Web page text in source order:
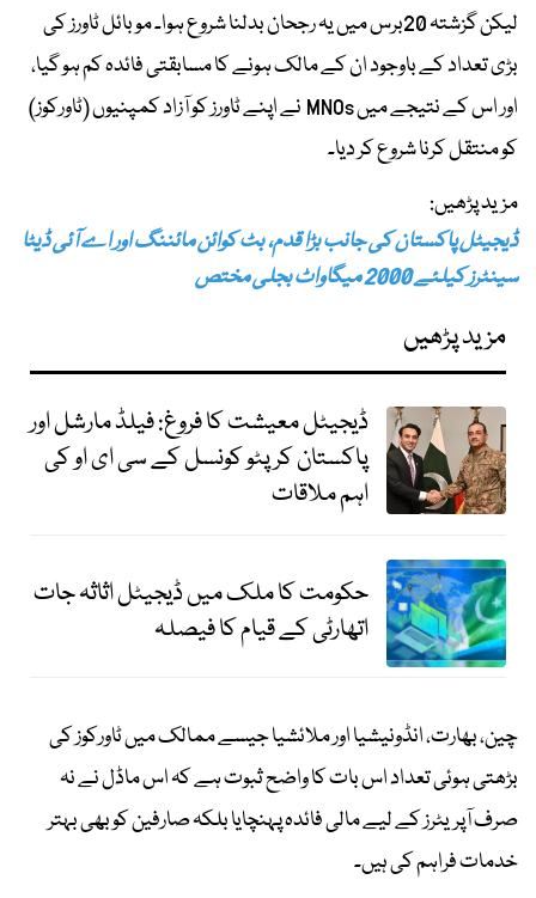
لیکن گزشتہ 20برس میں یہ رجحان بدلنا شروع ہوا۔ موبائل ٹاورز کی
بڑی تعداد کے باوجود ان کے مالک ہونے کا مسابقتی فائدہ کم ہو گیا،
اور اس کے نتیجے میں MNOs نے اپنے ٹاورز کو آزاد کمپنیوں (ٹاورکوز)
کو منتقل کرنا شروع کر دیا۔
مزید پڑھیں:
ڈیجیٹل پاکستان کی جانب بڑا قدم، بٹ کوائن مائننگ اور اے آئی ڈیٹا
سینٹرز کیلئے 2000 میگاواٹ بجلی مختص
مزید پڑھیں
ڈیجیٹل معیشت کا فروغ: فیلڈ مارشل اور
پاکستان کرپٹو کونسل کے سی ای او کی
اہم ملاقات
حکومت کا ملک میں ڈیجیٹل اثاثہ جات
اتھارٹی کے قیام کا فیصلہ
چین، بھارت، انڈونیشیا اور ملائشیا جیسے ممالک میں ٹاورکوز کی
بڑھتی ہوئی تعداد اس بات کا واضح ثبوت ہے کہ اس ماڈل نے نہ
صرف آپریٹرز کے لیے مالی فائدہ پہنچایا بلکہ صارفین کو بھی بہتر
خدمات فراہم کی ہیں۔